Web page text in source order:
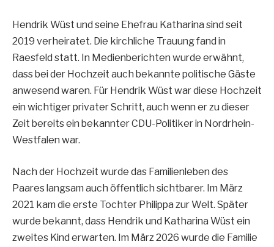
Hendrik Wüst und seine Ehefrau Katharina sind seit
2019 verheiratet. Die kirchliche Trauung fand in
Raesfeld statt. In Medienberichten wurde erwähnt,
dass bei der Hochzeit auch bekannte politische Gäste
anwesend waren. Für Hendrik Wüst war diese Hochzeit
ein wichtiger privater Schritt, auch wenn er zu dieser
Zeit bereits ein bekannter CDU-Politiker in Nordrhein-
Westfalen war.
Nach der Hochzeit wurde das Familienleben des
Paares langsam auch öffentlich sichtbarer. Im März
2021 kam die erste Tochter Philippa zur Welt. Später
wurde bekannt, dass Hendrik und Katharina Wüst ein
zweites Kind erwarten. Im März 2026 wurde die Familie